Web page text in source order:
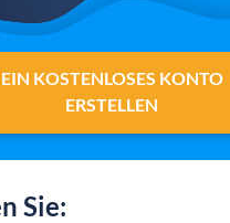
EIN KOSTENLOSES KONTO
ERSTELLEN
Sie: